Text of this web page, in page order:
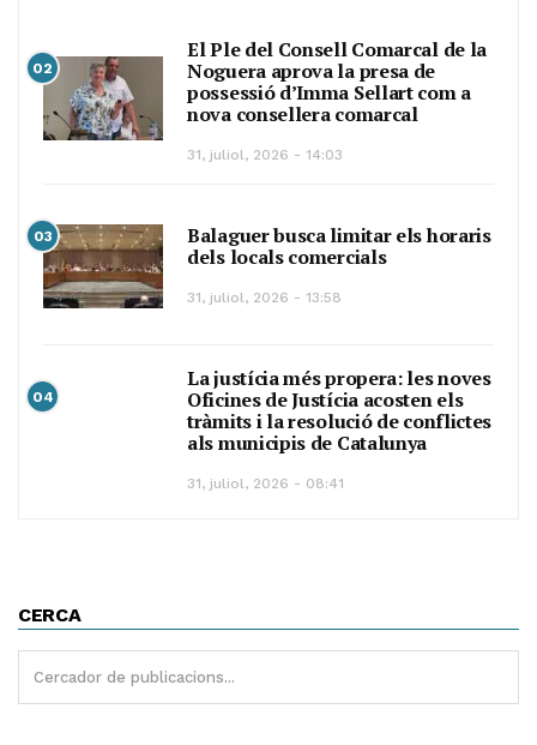
02
El Ple del Consell Comarcal de la
Noguera aprova la presa de
possessió d’Imma Sellart com a
nova consellera comarcal
31, juliol, 2026 - 14:03
03
Balaguer busca limitar els horaris
dels locals comercials
31, juliol, 2026 - 13:58
04
La justícia més propera: les noves
Oficines de Justícia acosten els
tràmits i la resolució de conflictes
als municipis de Catalunya
31, juliol, 2026 - 08:41
CERCA